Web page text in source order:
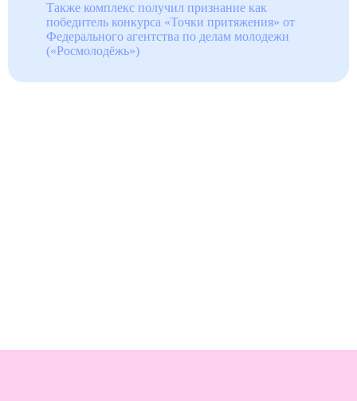
Также комплекс получил признание как
победитель конкурса «Точки притяжения» от
Федерального агентства по делам молодежи
(«Росмолодёжь»)